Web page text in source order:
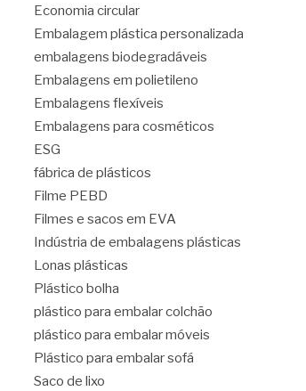
Economia circular
Embalagem plástica personalizada
embalagens biodegradáveis
Embalagens em polietileno
Embalagens flexíveis
Embalagens para cosméticos
ESG
fábrica de plásticos
Filme PEBD
Filmes e sacos em EVA
Indústria de embalagens plásticas
Lonas plásticas
Plástico bolha
plástico para embalar colchão
plástico para embalar móveis
Plástico para embalar sofá
Saco de lixo